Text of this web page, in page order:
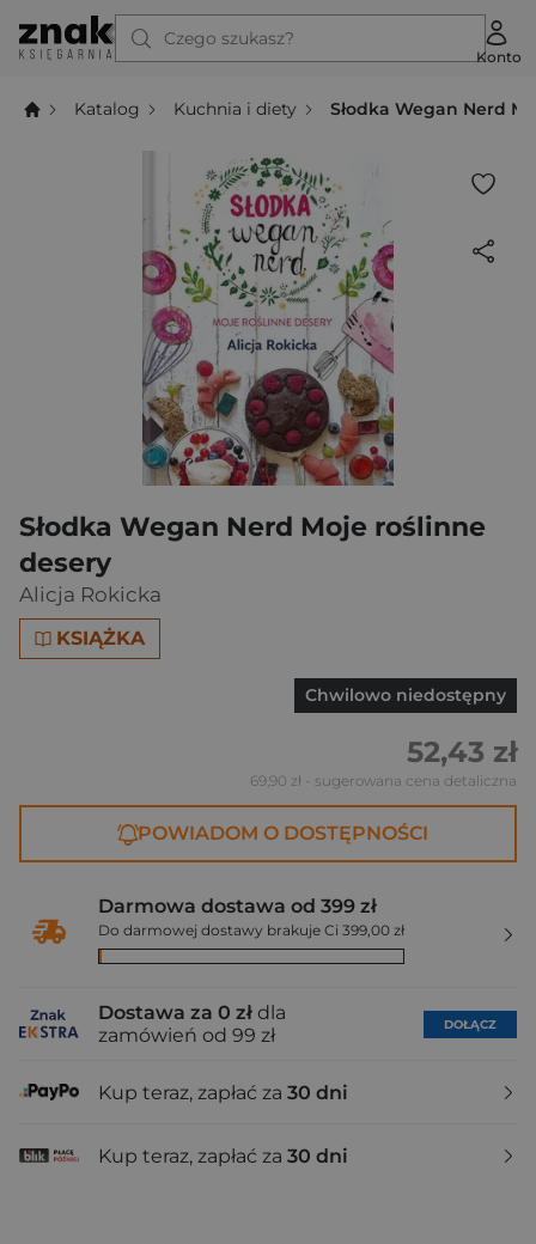
Czego szukasz?
Konto
Katalog Kuchnia i diety Słodka Wegan Nerd
Słodka Wegan Nerd Moje roślinne
desery
Alicja Rokicka
KSIĄŻKA
Chwilowo niedostępny
52,43 zł
69,90 zł - sugerowana cena detaliczna
POWIADOM O DOSTĘPNOŚCI
Darmowa dostawa od 399 zł
Do darmowej dostawy brakuje Ci 399,00 zł
Dostawa za 0 zł dla
zamówień od 99 zł
DOŁĄCZ
Kup teraz, zapłać za 30 dni
Kup teraz, zapłać za 30 dni